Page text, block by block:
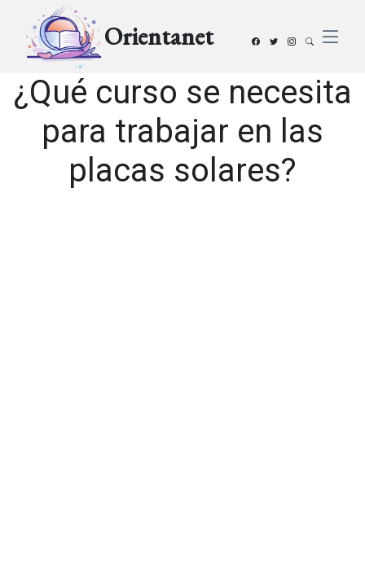
Orientanet
¿Qué curso se necesita
para trabajar en las
placas solares?